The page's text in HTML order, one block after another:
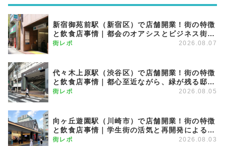
新宿御苑前駅（新宿区）で店舗開業！街の特徴
と飲食店事情｜都会のオアシスとビジネス街が
調和する優雅な街
街レポ 2026.08.07
代々木上原駅（渋谷区）で店舗開業！街の特徴
と飲食店事情｜都心至近ながら、緑が残る邸宅
エリア
街レポ 2026.08.05
向ヶ丘遊園駅（川崎市）で店舗開業！街の特徴
と飲食店事情｜学生街の活気と再開発による発
展が期待できる注目のエリア
街レポ 2026.08.03